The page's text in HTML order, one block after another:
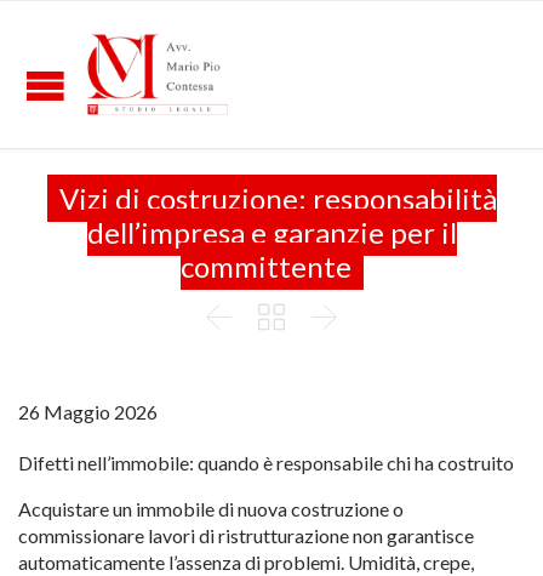
Vizi di costruzione: responsabilità
dell’impresa e garanzie per il
committente
  
26 Maggio 2026
Difetti nell’immobile: quando è responsabile chi ha costruito
Acquistare un immobile di nuova costruzione o
commissionare lavori di ristrutturazione non garantisce
automaticamente l’assenza di problemi. Umidità, crepe,